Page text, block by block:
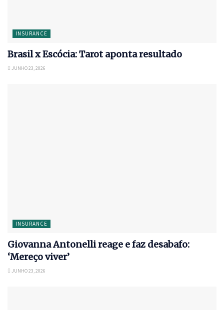
INSURANCE
Brasil x Escócia: Tarot aponta resultado
JUNHO 23, 2026
INSURANCE
Giovanna Antonelli reage e faz desabafo:
‘Mereço viver’
JUNHO 23, 2026